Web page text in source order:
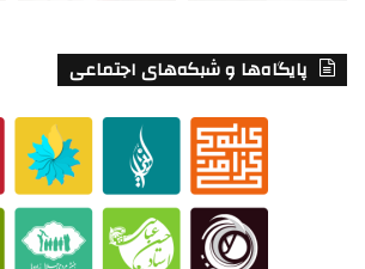
پایگاه‌ها و شبکه‌های اجتماعی